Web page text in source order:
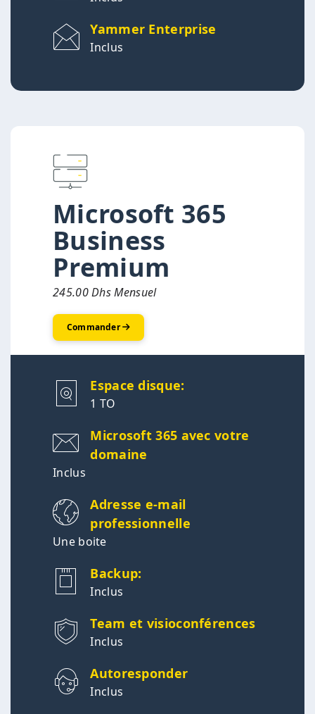
Yammer Enterprise
Inclus
Microsoft 365
Business
Premium
245.00 Dhs Mensuel
Commander
Espace disque:
1 TO
Microsoft 365 avec votre
domaine
Inclus
Adresse e-mail
professionnelle
Une boite
Backup:
Inclus
Team et visioconférences
Inclus
Autoresponder
Inclus